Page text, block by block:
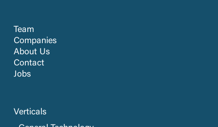
Team
Companies
About Us
Contact
Jobs
Verticals